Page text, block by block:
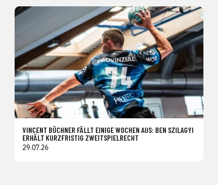
VINCENT BÜCHNER FÄLLT EINIGE WOCHEN AUS: BEN SZILAGYI
ERHÄLT KURZFRISTIG ZWEITSPIELRECHT
29.07.26